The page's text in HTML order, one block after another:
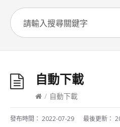
自動下載
/ 自動下載
發布時間： 2022-07-29 最後更新：